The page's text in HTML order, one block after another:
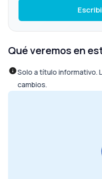
Qué veremos en
Solo a título informativo.
cambios.